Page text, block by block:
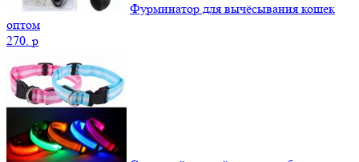
Фурминатор для вычёсывания кошек
оптом
270. p